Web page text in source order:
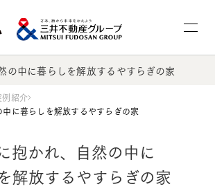
の中に暮らしを解放するやすらぎの家
例紹介
に暮らしを解放するやすらぎの家
抱かれ、自然の中に
解放するやすらぎの家